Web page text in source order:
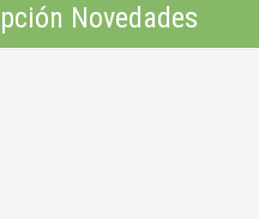
Novedades